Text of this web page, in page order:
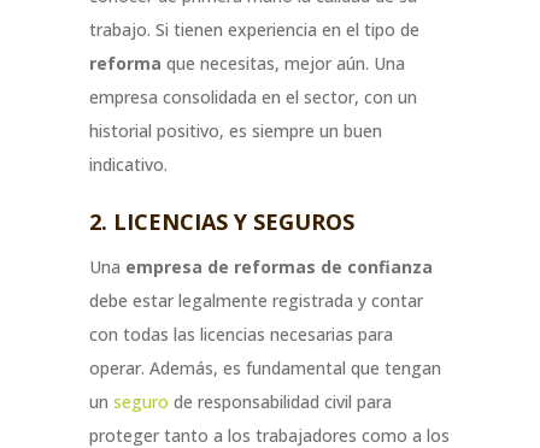
trabajo. Si tienen experiencia en el tipo de
reforma que necesitas, mejor aún. Una
empresa consolidada en el sector, con un
historial positivo, es siempre un buen
indicativo.
2. LICENCIAS Y SEGUROS
Una empresa de reformas de confianza
debe estar legalmente registrada y contar
con todas las licencias necesarias para
operar. Además, es fundamental que tengan
un seguro de responsabilidad civil para
proteger tanto a los trabajadores como a los